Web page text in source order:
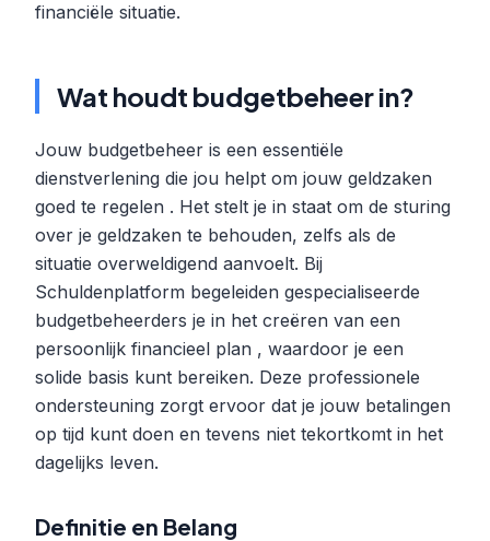
financiële situatie.
Wat houdt budgetbeheer in?
Jouw budgetbeheer is een essentiële
dienstverlening die jou helpt om jouw geldzaken
goed te regelen . Het stelt je in staat om de sturing
over je geldzaken te behouden, zelfs als de
situatie overweldigend aanvoelt. Bij
Schuldenplatform begeleiden gespecialiseerde
budgetbeheerders je in het creëren van een
persoonlijk financieel plan , waardoor je een
solide basis kunt bereiken. Deze professionele
ondersteuning zorgt ervoor dat je jouw betalingen
op tijd kunt doen en tevens niet tekortkomt in het
dagelijks leven.
Definitie en Belang